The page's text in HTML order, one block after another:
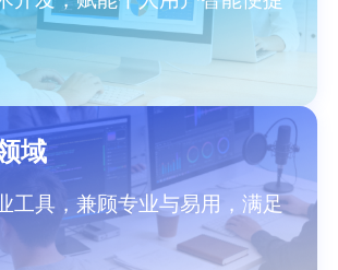
域
工具，兼顾专业与易用，满足